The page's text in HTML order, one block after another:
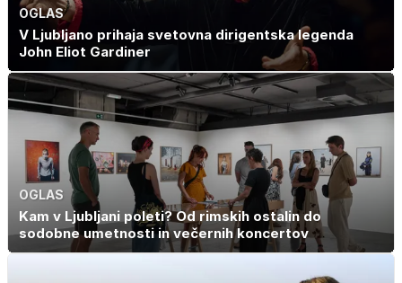
OGLAS
V Ljubljano prihaja svetovna dirigentska legenda
John Eliot Gardiner
OGLAS
Kam v Ljubljani poleti? Od rimskih ostalin do
sodobne umetnosti in večernih koncertov